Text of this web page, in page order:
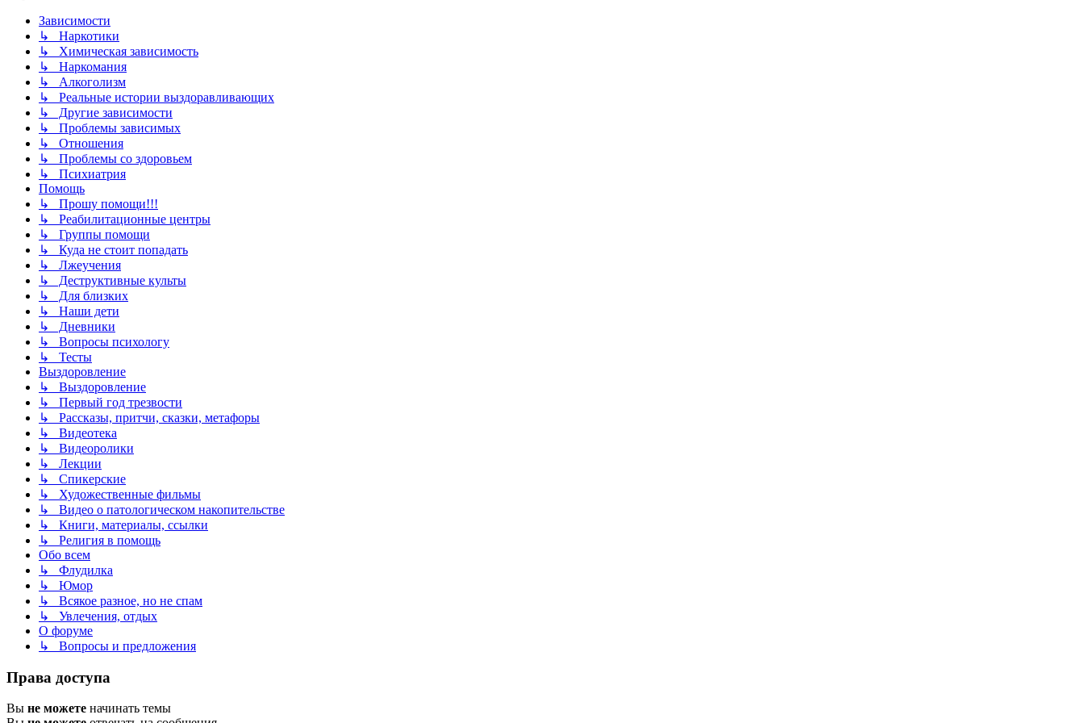
Зависимости
↳ Наркотики
↳ Химическая зависимость
↳ Наркомания
↳ Алкоголизм
↳ Реальные истории выздоравливающих
↳ Другие зависимости
↳ Проблемы зависимых
↳ Отношения
↳ Проблемы со здоровьем
↳ Психиатрия
Помощь
↳ Прошу помощи!!!
↳ Реабилитационные центры
↳ Группы помощи
↳ Куда не стоит попадать
↳ Лжеучения
↳ Деструктивные культы
↳ Для близких
↳ Наши дети
↳ Дневники
↳ Вопросы психологу
↳ Тесты
Выздоровление
↳ Выздоровление
↳ Первый год трезвости
↳ Рассказы, притчи, сказки, метафоры
↳ Видеотека
↳ Видеоролики
↳ Лекции
↳ Спикерские
↳ Художественные фильмы
↳ Видео о патологическом накопительстве
↳ Книги, материалы, ссылки
↳ Религия в помощь
Обо всем
↳ Флудилка
↳ Юмор
↳ Всякое разное, но не спам
↳ Увлечения, отдых
О форуме
↳ Вопросы и предложения
Права доступа
Вы не можете начинать темы